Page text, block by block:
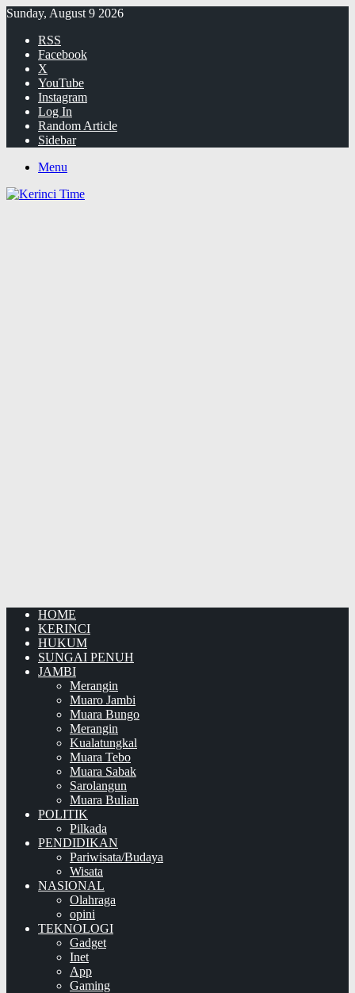
Sunday, August 9 2026
RSS
Facebook
X
YouTube
Instagram
Log In
Random Article
Sidebar
Menu
HOME
KERINCI
HUKUM
SUNGAI PENUH
JAMBI
Merangin
Muaro Jambi
Muara Bungo
Merangin
Kualatungkal
Muara Tebo
Muara Sabak
Sarolangun
Muara Bulian
POLITIK
Pilkada
PENDIDIKAN
Pariwisata/Budaya
Wisata
NASIONAL
Olahraga
opini
TEKNOLOGI
Gadget
Inet
App
Gaming